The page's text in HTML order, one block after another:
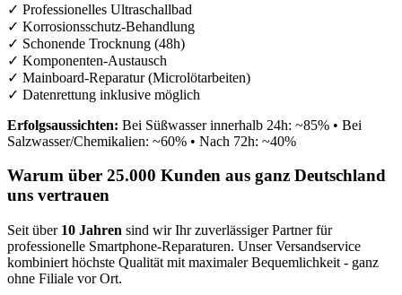
✓ Professionelles Ultraschallbad
✓ Korrosionsschutz-Behandlung
✓ Schonende Trocknung (48h)
✓ Komponenten-Austausch
✓ Mainboard-Reparatur (Microlötarbeiten)
✓ Datenrettung inklusive möglich
Erfolgsaussichten: Bei Süßwasser innerhalb 24h: ~85% • Bei
Salzwasser/Chemikalien: ~60% • Nach 72h: ~40%
Warum über 25.000 Kunden aus ganz Deutschland
uns vertrauen
Seit über 10 Jahren sind wir Ihr zuverlässiger Partner für
professionelle Smartphone-Reparaturen. Unser Versandservice
kombiniert höchste Qualität mit maximaler Bequemlichkeit - ganz
ohne Filiale vor Ort.